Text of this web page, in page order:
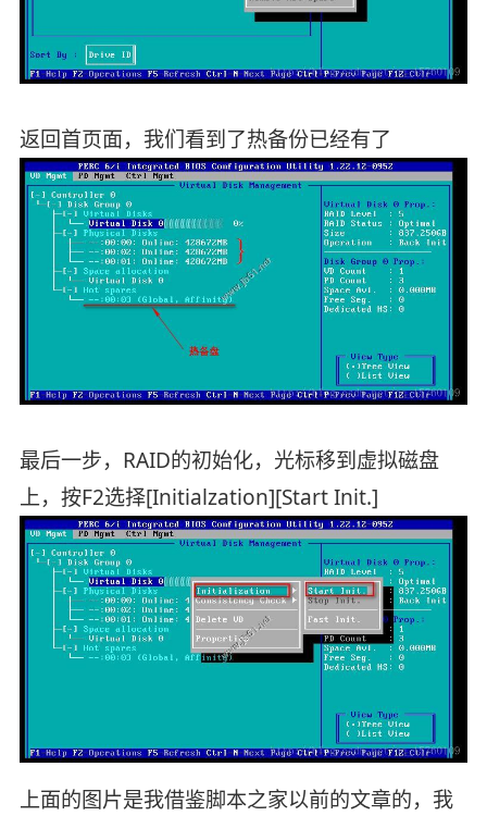
返回首页面，我们看到了热备份已经有了
最后一步，RAID的初始化，光标移到虚拟磁盘
上，按F2选择[Initialzation][Start Init.]
上面的图片是我借鉴脚本之家以前的文章的，我